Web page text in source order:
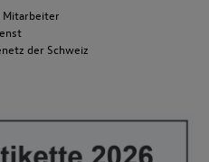
Mitarbeiter
der Schweiz